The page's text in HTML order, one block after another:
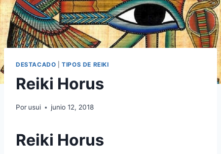
DESTACADO |TIPOS DE REIKI
Reiki Horus
Por usui junio 12, 2018
Reiki Horus